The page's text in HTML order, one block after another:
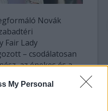
My Personal
Novák
Fair Lady
– csodálatosan
az énekes és a
főbíró lányát, Dózsa